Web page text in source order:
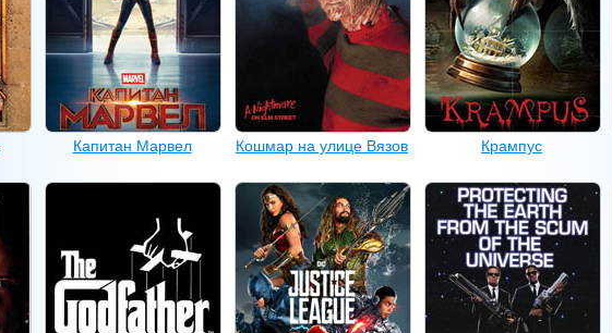
Капитан Марвел Кошмар на улице Вязов Крампус